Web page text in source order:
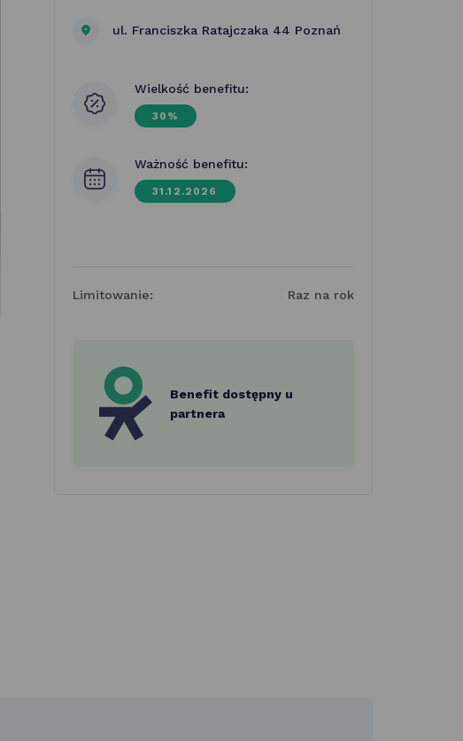
ul. Franciszka Ratajczaka 44 Poznań
Wielkość benefitu:
30%
Ważność benefitu:
31.12.2026
Limitowanie: Raz na rok
Benefit dostępny u
partnera